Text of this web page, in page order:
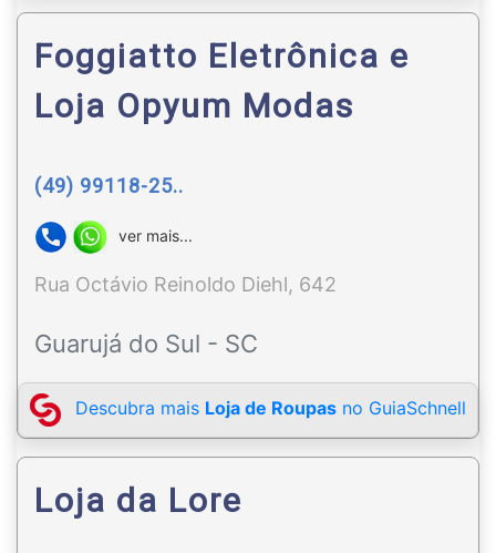
Foggiatto Eletrônica e
Loja Opyum Modas
(49) 99118-25..
ver mais...
Rua Octávio Reinoldo Diehl, 642
Guarujá do Sul - SC
Descubra mais Loja de Roupas no GuiaSchnell
Loja da Lore